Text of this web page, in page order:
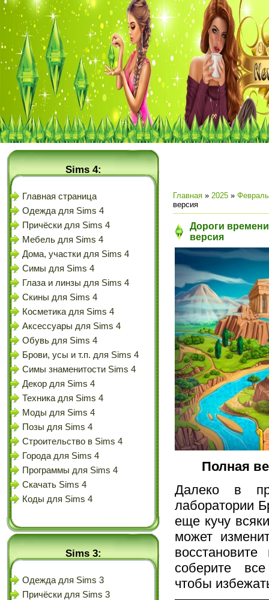
Sims 4:
Главная страница
Одежда для Sims 4
Причёски для Sims 4
Мебель для Sims 4
Дома, участки для Sims 4
Симы для Sims 4
Глаза и линзы для Sims 4
Скины для Sims 4
Косметика для Sims 4
Аксессуары для Sims 4
Обувь для Sims 4
Брови, усы и т.п. для Sims 4
Симы знаменитости Sims 4
Декор для Sims 4
Техника для Sims 4
Моды для Sims 4
Позы для Sims 4
Строительство в Sims 4
Города для Sims 4
Программы для Sims 4
Скачать Sims 4
Коды для Sims 4
Sims 3:
Одежда для Sims 3
Причёски для Sims 3
Главная » 2025 » Февраль
версия
Дороги
версия
Полная
Далеко в
лаборатории
еще кучу
может
соберите
чтобы